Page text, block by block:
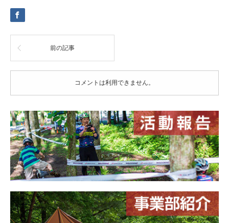
前の記事
コメントは利用できません。